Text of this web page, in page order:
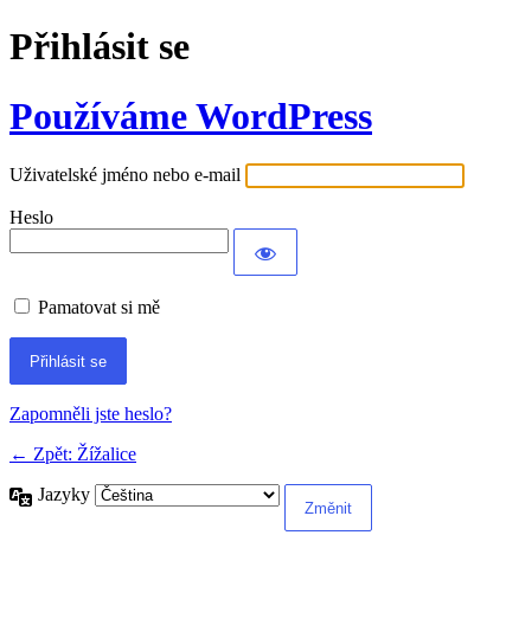
Přihlásit se
Používáme WordPress
Uživatelské jméno nebo e-mail
Heslo
Pamatovat si mě
Zapomněli jste heslo?
← Zpět: Žížalice
Jazyky